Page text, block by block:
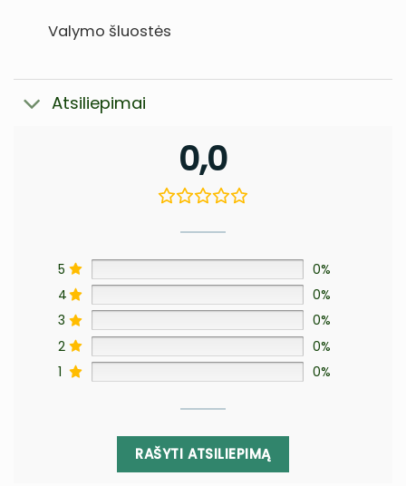
Valymo šluostės
Atsiliepimai
0,0
5
0%
4
0%
3
0%
2
0%
1
0%
RAŠYTI ATSILIEPIMĄ